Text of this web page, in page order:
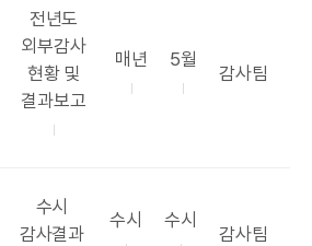
공
표
항
목
전년도
외부감사
현황 및
결과보고
공
매년
공
표
5월
부
감사팀
공
표
수시
감사결과
공
수시
공
수시
부
감사팀